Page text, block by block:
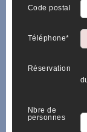
Code postal
Téléphone*
Réservation
Nbre de
personnes